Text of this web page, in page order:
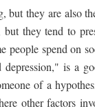
but they are also
they tend to
people spend on
depression," is a
of a
other factors